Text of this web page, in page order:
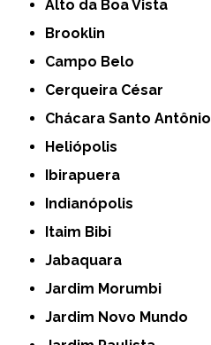
Alto da Boa Vista
Brooklin
Campo Belo
Cerqueira César
Chácara Santo Antônio
Heliópolis
Ibirapuera
Indianópolis
Itaim Bibi
Jabaquara
Jardim Morumbi
Jardim Novo Mundo